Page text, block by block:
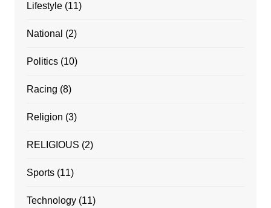
Lifestyle(11)
National (2)
Politics(10)
Racing (8)
Religion (3)
RELIGIOUS (2)
Sports(11)
Technology(11)